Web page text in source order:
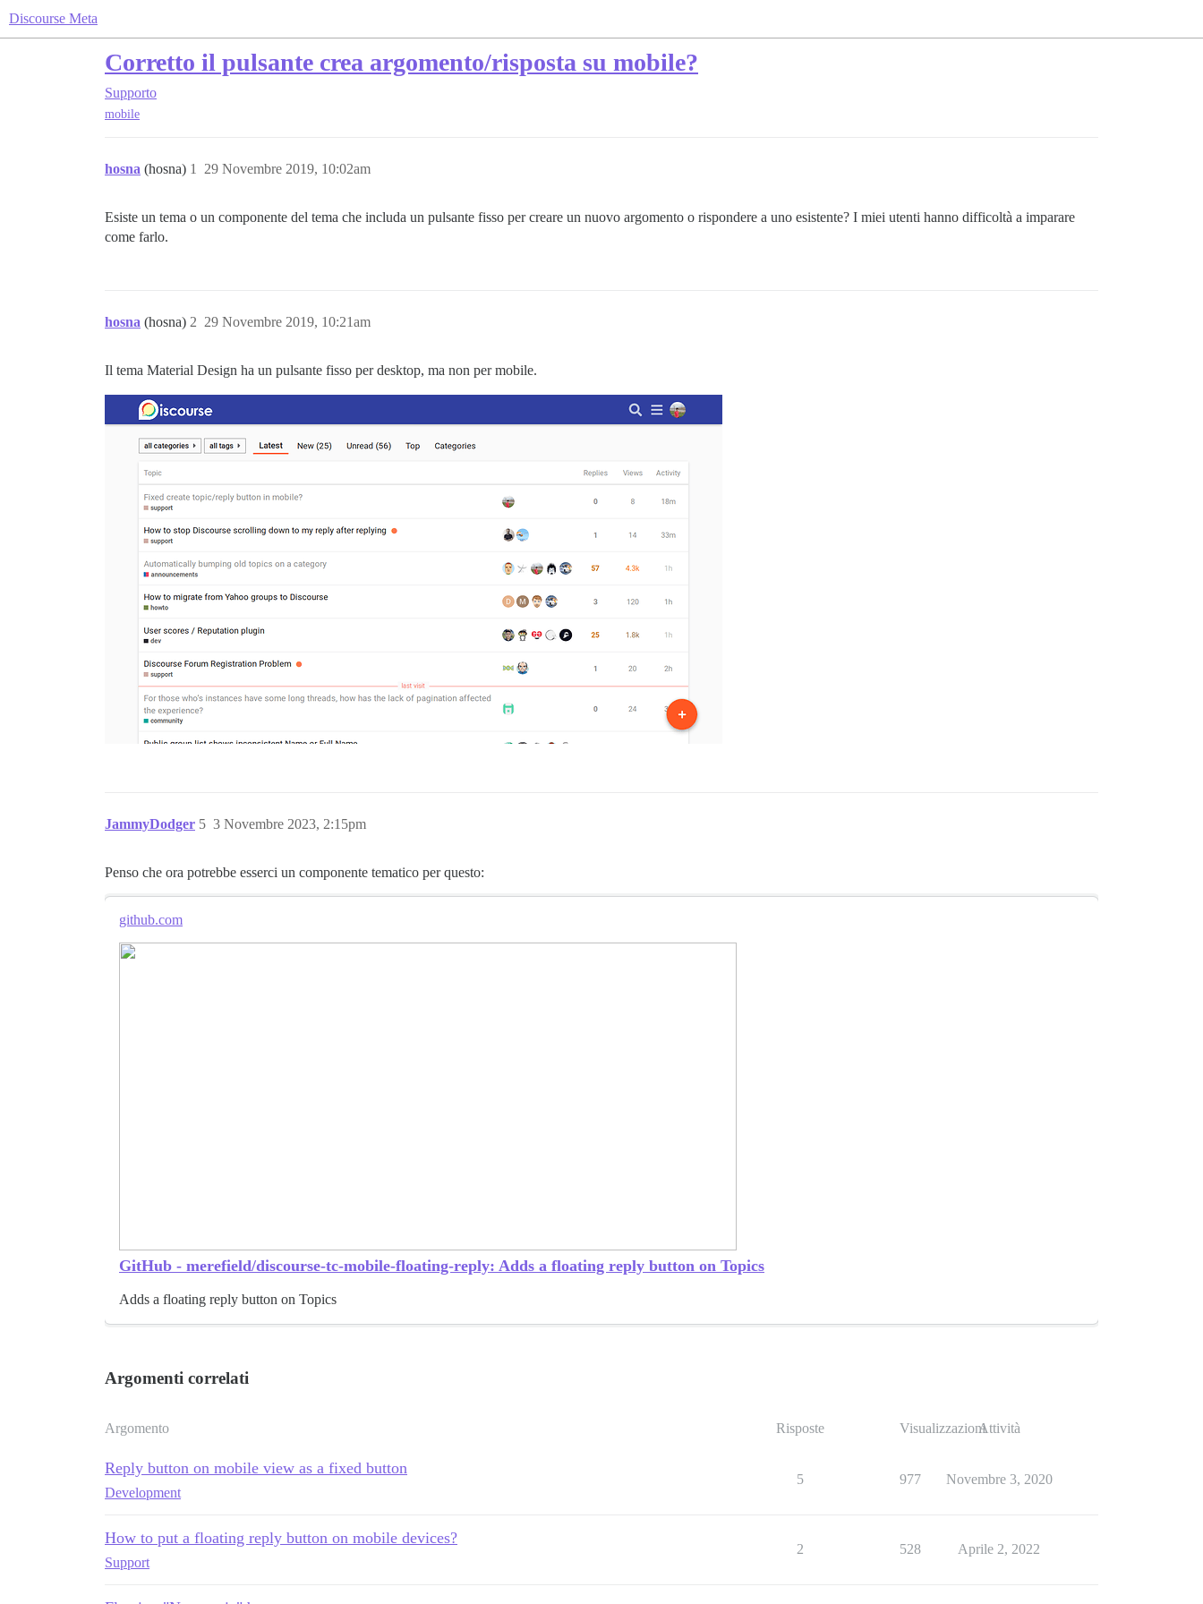
Discourse Meta
Corretto il pulsante crea argomento/risposta su mobile?
Supporto
mobile
hosna (hosna) 29 Novembre 2019, 10:02am
1
Esiste un tema o un componente del tema che includa un pulsante fisso per creare un nuovo argomento o rispondere a uno esistente? I miei utenti hanno difficoltà a imparare
come farlo.
hosna (hosna) 29 Novembre 2019, 10:21am
2
Il tema Material Design ha un pulsante fisso per desktop, ma non per mobile.
JammyDodger 3 Novembre 2023, 2:15pm
5
Penso che ora potrebbe esserci un componente tematico per questo:
github.com
GitHub - merefield/discourse-tc-mobile-floating-reply: Adds a floating reply button on Topics
Adds a floating reply button on Topics
Argomenti correlati
Argomento Risposte VisualizzazioniAttività
Reply button on mobile view as a fixed button
Development
5 977 Novembre 3, 2020
How to put a floating reply button on mobile devices?
Support
2 528 Aprile 2, 2022